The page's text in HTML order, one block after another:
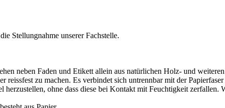
Stellungnahme unserer Fachstelle.
neben Faden und Etikett allein aus natürlichen Holz- und
reissfest zu machen. Es verbindet sich untrennbar mit der
ohne dass diese bei Kontakt mit Feuchtigkeit zerfallen.